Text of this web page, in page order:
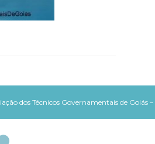
dos Técnicos Governamentais de Goiás